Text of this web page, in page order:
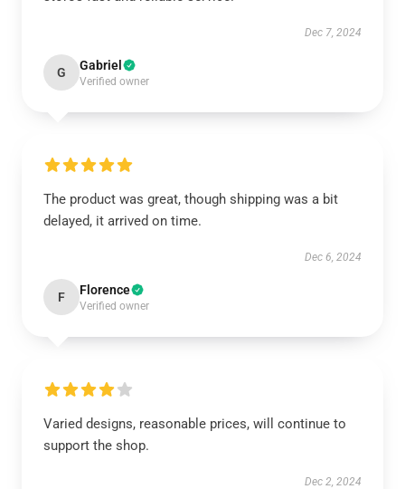
Dec 7, 2024
G Gabriel
Verified owner
The product was great, though shipping was a bit
delayed, it arrived on time.
Dec 6, 2024
F Florence
Verified owner
Varied designs, reasonable prices, will continue to
support the shop.
Dec 2, 2024